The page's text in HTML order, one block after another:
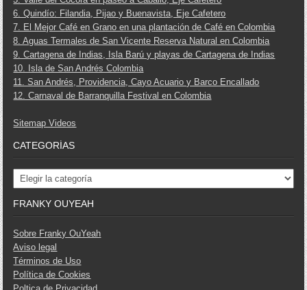
6. Quindío: Filandia, Pijao y Buenavista, Eje Cafetero
7. El Mejor Café en Grano en una plantación de Café en Colombia
8. Aguas Termales de San Vicente Reserva Natural en Colombia
9. Cartagena de Indias, Isla Barú y playas de Cartagena de Indias
10. Isla de San Andrés Colombia
11. San Andrés, Providencia, Cayo Acuario y Barco Encallado
12. Carnaval de Barranquilla Festival en Colombia
Sitemap Videos
CATEGORÍAS
Categorías
FRANKY OUYEAH
Sobre Franky OuYeah
Aviso legal
Términos de Uso
Política de Cookies